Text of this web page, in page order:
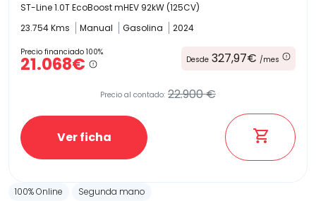
ST-Line 1.0T EcoBoost mHEV 92kW (125CV)
23.754 Kms
Manual Gasolina 2024
Precio financiado 100%
21.068€ Desde 327,97€ /mes
Precio al contado: 22.900 €
Ver ficha
100% Online Segunda mano